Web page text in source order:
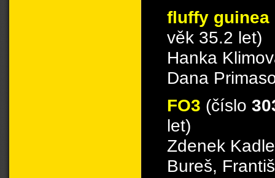
fluffy guinea
věk 35.2 let)
Hanka
Dana
FO3 (číslo
let)
Zdenek
Bureš,